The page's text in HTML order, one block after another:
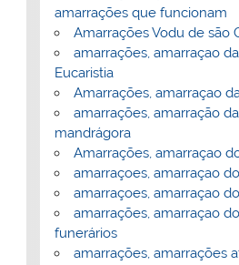
amarrações que funcionam
Amarrações Vodu de são
amarrações, amarraçao
Eucaristia
Amarrações, amarraçao
amarrações, amarração
mandrágora
Amarrações, amarraçao
amarraçoes, amarraçao
amarraçoes, amarraçao
amarrações, amarraçao
funerários
amarrações, amarrações